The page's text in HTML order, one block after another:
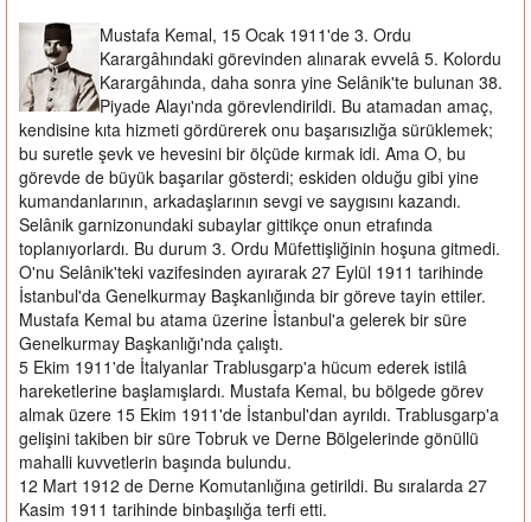
Mustafa Kemal, 15 Ocak 1911'de 3. Ordu
Karargâhındaki görevinden alınarak evvelâ 5. Kolordu
Karargâhında, daha sonra yine Selânik'te bulunan 38.
Piyade Alayı'nda görevlendirildi. Bu atamadan amaç,
kendisine kıta hizmeti gördürerek onu başarısızlığa sürüklemek;
bu suretle şevk ve hevesini bir ölçüde kırmak idi. Ama O, bu
görevde de büyük başarılar gösterdi; eskiden olduğu gibi yine
kumandanlarının, arkadaşlarının sevgi ve saygısını kazandı.
Selânik garnizonundaki subaylar gittikçe onun etrafında
toplanıyorlardı. Bu durum 3. Ordu Müfettişliğinin hoşuna gitmedi.
O'nu Selânik'teki vazifesinden ayırarak 27 Eylül 1911 tarihinde
İstanbul'da Genelkurmay Başkanlığında bir göreve tayin ettiler.
Mustafa Kemal bu atama üzerine İstanbul'a gelerek bir süre
Genelkurmay Başkanlığı'nda çalıştı.
5 Ekim 1911'de İtalyanlar Trablusgarp'a hücum ederek istilâ
hareketlerine başlamışlardı. Mustafa Kemal, bu bölgede görev
almak üzere 15 Ekim 1911'de İstanbul'dan ayrıldı. Trablusgarp'a
gelişini takiben bir süre Tobruk ve Derne Bölgelerinde gönüllü
mahalli kuvvetlerin başında bulundu.
12 Mart 1912 de Derne Komutanlığına getirildi. Bu sıralarda 27
Kasim 1911 tarihinde binbaşılığa terfi etti.